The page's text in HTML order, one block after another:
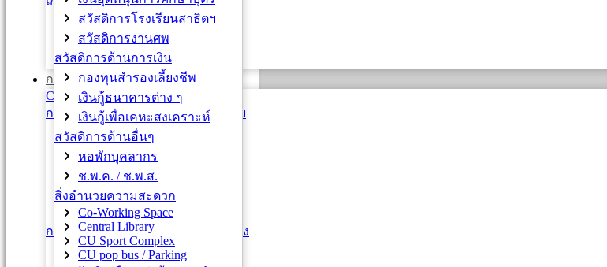
คนดีศรีจุฬาฯ
ข้าราชการพลเรือนดีเด่น
บุคลากรดีเด่น ปขมท.
การประเมินผล
CU e-PMS
การประเมินผล พนักงานมหาวิทยาลัย
หลักการ
กฎ ระเบียบ
แบบฟอร์ม
หนังสือเวียน
ติดต่อสอบถาม
การประเมินผล ข้าราชการและลูกจ้าง
ข้าราชการ
สวัสดิการโรงเรียนสาธิตฯ
สวัสดิการงานศพ
สวัสดิการด้านการเงิน
กองทุนสำรองเลี้ยงชีพ
เงินกู้ธนาคารต่าง ๆ
เงินกู้เพื่อเคหะสงเคราะห์
สวัสดิการด้านอื่นๆ
หอพักบุคลากร
ช.พ.ค. / ช.พ.ส.
สิ่งอำนวยความสะดวก
Co-Working Space
Central Library
CU Sport Complex
CU pop bus / Parking